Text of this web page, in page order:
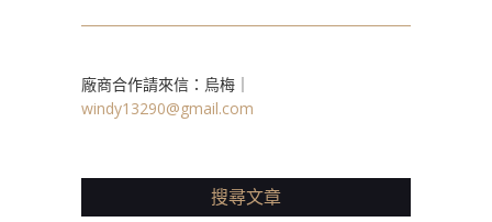
廠商合作請來信：烏梅｜
windy13290@gmail.com
搜尋文章